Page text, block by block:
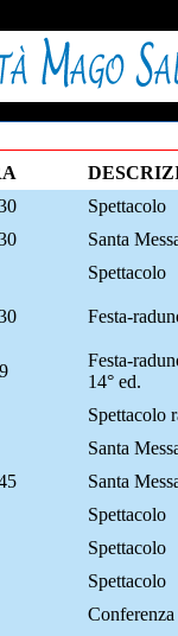
Spettacolo
Santa
Spettacolo
Festa-
Festa-
14° ed.
Spettacolo
Santa
Santa
Spettacolo
Spettacolo
Spettacolo